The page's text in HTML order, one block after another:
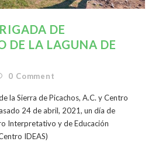
DE
DE LA LAGUNA DE
0 Comment
la Sierra de Picachos, A.C. y Centro
24 de abril, 2021, un día de
Interpretativo y de Educación
IDEAS)